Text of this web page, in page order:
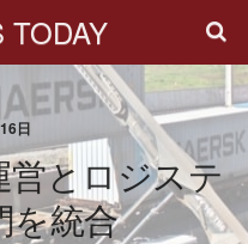
TODAY
日
営とロジステ
を統合